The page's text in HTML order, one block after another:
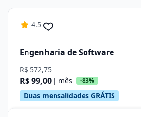
4.5
Engenharia de Software
R$ 572,75
R$ 99,00 | mês -83%
Duas mensalidades GRÁTIS